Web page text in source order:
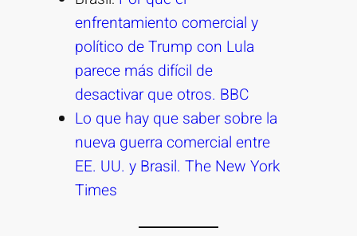
enfrentamiento comercial y
político de Trump con Lula
parece más difícil de
desactivar que otros. BBC
Lo que hay que saber sobre la
nueva guerra comercial entre
EE. UU. y Brasil. The New York
Times